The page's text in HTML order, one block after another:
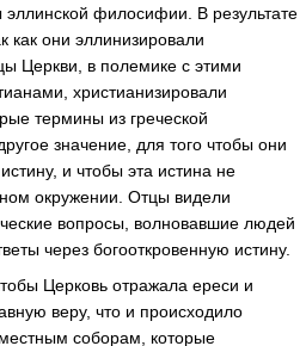
филосифии. В результате
как они эллинизировали
Церкви, в полемике с этими
христианизировали
термины из греческой
значение, для того чтобы они
и чтобы эта истина не
окружении. Отцы видели
вопросы, волновавшие людей
через богооткровенную истину.
Церковь отражала ереси и
веру, что и происходило
соборам, которые